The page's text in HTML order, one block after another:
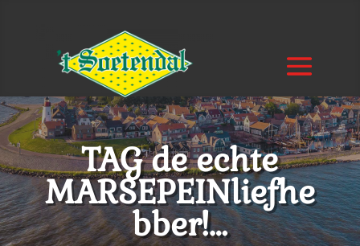
TAG de echte
MARSEPEINliefhe
bber!…